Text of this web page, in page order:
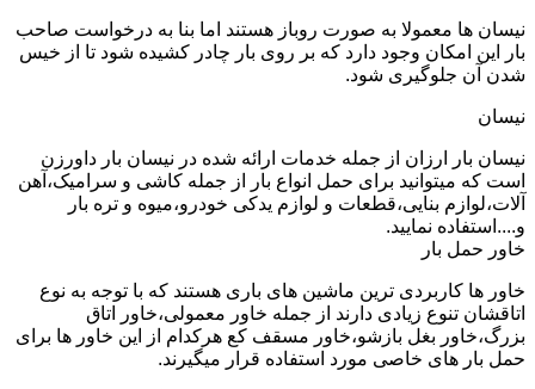
نیسان ها معمولا به صورت روباز هستند اما بنا به درخواست صاحب
بار این امکان وجود دارد که بر روی بار چادر کشیده شود تا از خیس
شدن آن جلوگیری شود.
نیسان
نیسان بار ارزان از جمله خدمات ارائه شده در نیسان بار داورزن
است که میتوانید برای حمل انواع بار از جمله کاشی و سرامیک،آهن
آلات،لوازم بنایی،قطعات و لوازم یدکی خودرو،میوه و تره بار
و....استفاده نمایید.
خاور حمل بار
خاور ها کاربردی ترین ماشین های باری هستند که با توجه به نوع
اتاقشان تنوع زیادی دارند از جمله خاور معمولی،خاور اتاق
بزرگ،خاور بغل بازشو،خاور مسقف کع هرکدام از این خاور ها برای
حمل بار های خاصی مورد استفاده قرار میگیرند.